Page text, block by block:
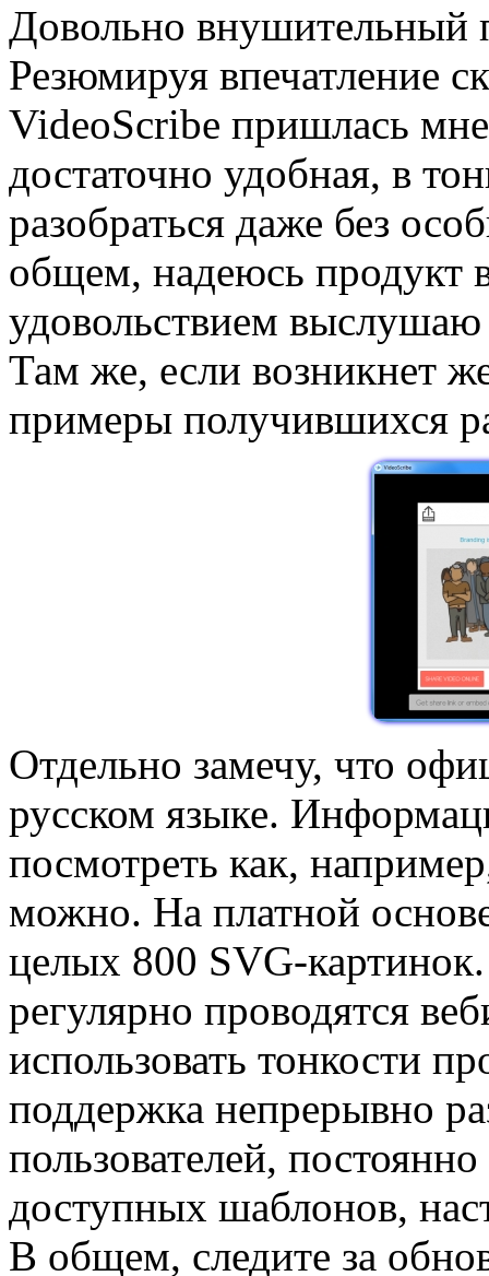
Довольно внушительный
Резюмируя впечатление
VideoScribe пришлась
достаточно удобная, в
разобраться даже без
общем, надеюсь продукт
удовольствием
Там же, если возникнет
примеры получившихся
Отдельно замечу, что
русском языке.
посмотреть как,
можно. На платной
целых 800 SVG-
регулярно проводятся
использовать тонкости
поддержка непрерывно
пользователей,
доступных шаблонов,
В общем, следите за